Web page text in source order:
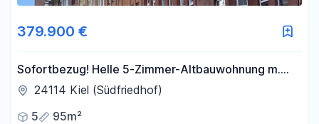
379.900 €
Sofortbezug! Helle 5-Zimmer-Altbauwohnung m.
Balkon über den Dächern von Kiel zu kaufen.
24114 Kiel (Südfriedhof)
5
95m²